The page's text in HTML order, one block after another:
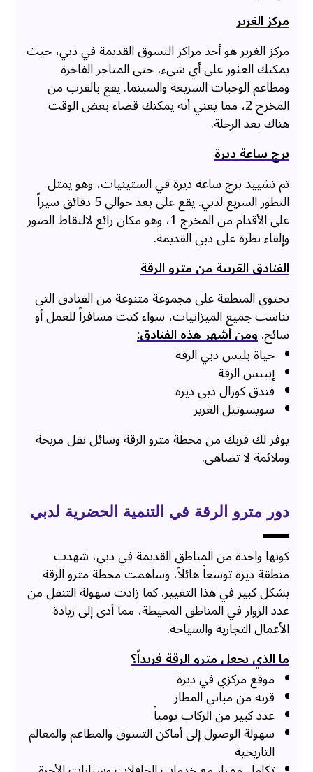
مركز الغرير
مركز الغرير هو أحد مراكز التسوق القديمة في دبي، حيث
يمكنك العثور على أي شيء، حتى المتاجر الفاخرة
ومطاعم الوجبات السريعة والسينما. يقع بالقرب من
المخرج 2، مما يعني أنه يمكنك قضاء بعض الوقت
هناك بعد الرحلة.
برج ساعة ديرة
تم تشييد برج ساعة ديرة في الستينيات، وهو يمثل
التطور السريع لدبي. يقع على بعد حوالي 5 دقائق سيراً
على الأقدام من المخرج 1، وهو مكان رائع لالتقاط الصور
وإلقاء نظرة على دبي القديمة.
الفنادق القريبة من مترو الرقة
تحتوي المنطقة على مجموعة متنوعة من الفنادق التي
تناسب جميع الميزانيات، سواء كنت مسافراً للعمل أو
سائح.ومن أشهر هذه الفنادق:
حياة بليس دبي الرقة
إيبيس الرقة
فندق كورال دبي ديرة
سويسوتيل الغرير
يوفر لك قربك من محطة مترو الرقة وسائل نقل مريحة
وملائمة لا تضاهى.
دور مترو الرقة في التنمية الحضرية لدبي
كونها واحدة من المناطق القديمة في دبي، شهدت
منطقة ديرة توسعاً هائلاً، وساهمت محطة مترو الرقة
بشكل كبير في هذا التغيير. كما زادت سهولة التنقل من
عدد الزوار في المناطق المحيطة، مما أدى إلى زيادة
الأعمال التجارية والسياحة.
ما الذي يجعل مترو الرقة فريداً؟
موقع مركزي في ديرة
قربه من مباني المطار
عدد كبير من الركاب يومياً
سهولة الوصول إلى أماكن التسوق والمطاعم والمعالم
التاريخية